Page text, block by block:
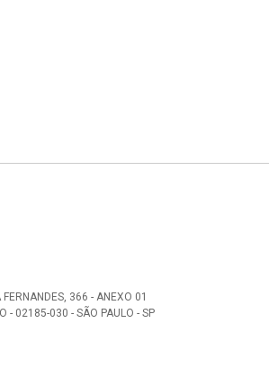
366 - ANEXO 01
- 02185-030 - SÃO PAULO - SP